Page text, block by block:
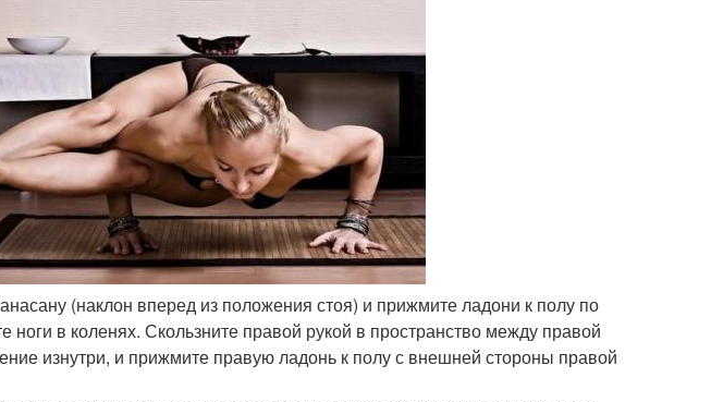
(наклон вперед из положения стоя) и прижмите ладони к полу по
ноги в коленях. Скользните правой рукой в пространство между правой
изнутри, и прижмите правую ладонь к полу с внешней стороны правой